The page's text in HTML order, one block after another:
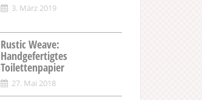
3. März 2019
Rustic Weave:
Handgefertigtes
Toilettenpapier
27. Mai 2018